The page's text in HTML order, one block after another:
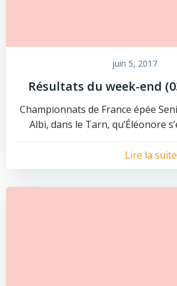
juin 5, 2017
Résultats du week-end
Championnats de France épée
Albi, dans le Tarn, qu’Éléonore
Lire la suite